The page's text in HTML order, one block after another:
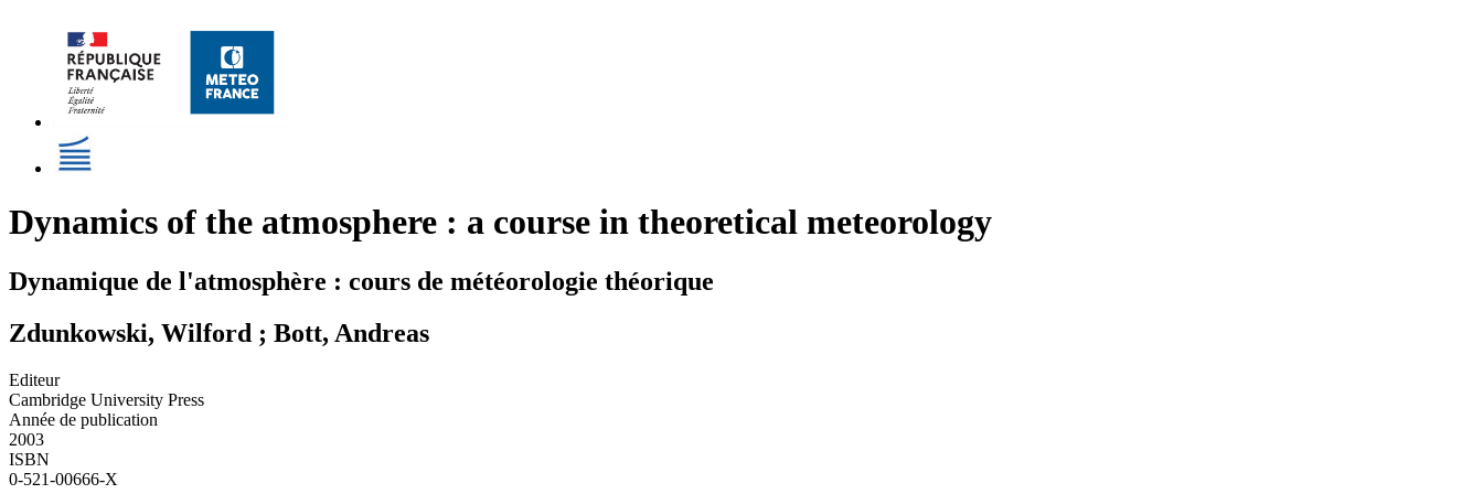
Dynamics of the atmosphere : a course in theoretical meteorology
Dynamique de l'atmosphère : cours de météorologie théorique
Zdunkowski, Wilford ; Bott, Andreas
Editeur
Cambridge University Press
Année de publication
2003
ISBN
0-521-00666-X